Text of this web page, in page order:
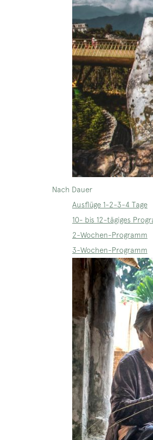
Nach Dauer
Ausflüge 1-2-3-4 Tage
10- bis 12-tägiges
2-Wochen-Programm
3-Wochen-Programm